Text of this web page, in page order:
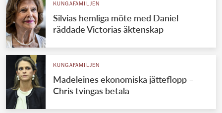
KUNGAFAMILJEN
Silvias hemliga möte med Daniel
räddade Victorias äktenskap
KUNGAFAMILJEN
Madeleines ekonomiska jätteflopp –
Chris tvingas betala